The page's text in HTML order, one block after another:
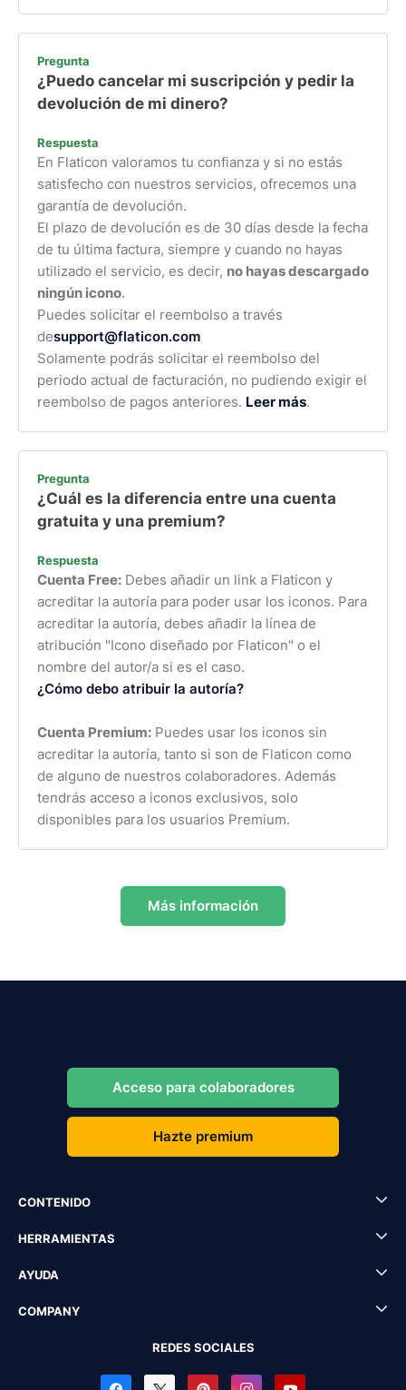
Pregunta
¿Puedo cancelar mi suscripción y pedir la
devolución de mi dinero?
Respuesta
En Flaticon valoramos tu confianza y si no estás
satisfecho con nuestros servicios, ofrecemos una
garantía de devolución.
El plazo de devolución es de 30 días desde la fecha
de tu última factura, siempre y cuando no hayas
utilizado el servicio, es decir, no hayas descargado
ningún icono.
Puedes solicitar el reembolso a través
desupport@flaticon.com
Solamente podrás solicitar el reembolso del
periodo actual de facturación, no pudiendo exigir el
reembolso de pagos anteriores. Leer más.
Pregunta
¿Cuál es la diferencia entre una cuenta
gratuita y una premium?
Respuesta
Cuenta Free: Debes añadir un link a Flaticon y
acreditar la autoría para poder usar los iconos. Para
acreditar la autoría, debes añadir la línea de
atribución "Icono diseñado por Flaticon" o el
nombre del autor/a si es el caso.
¿Cómo debo atribuir la autoría?
Cuenta Premium: Puedes usar los iconos sin
acreditar la autoría, tanto si son de Flaticon como
de alguno de nuestros colaboradores. Además
tendrás acceso a iconos exclusivos, solo
disponibles para los usuarios Premium.
Más información
Acceso para colaboradores
Hazte premium
CONTENIDO
HERRAMIENTAS
AYUDA
COMPANY
REDES SOCIALES